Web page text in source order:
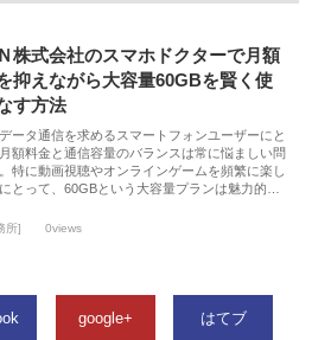
株式会社のスマホドクターで月額
抑えながら大容量60GBを賢く使
す方法
ータ通信を求めるスマートフォンユーザーにと
額料金と通信容量のバランスは常に悩ましい問
特に動画視聴やオンラインゲームを頻繁に楽し
とって、60GBという大容量プランは魅力的…
所] 0views
google+ はてブ